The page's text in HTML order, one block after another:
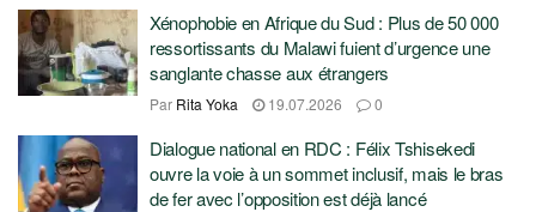
Xénophobie en Afrique du Sud : Plus de 50 000
ressortissants du Malawi fuient d’urgence une
sanglante chasse aux étrangers
Par Rita Yoka 19.07.2026 0
Dialogue national en RDC : Félix Tshisekedi
ouvre la voie à un sommet inclusif, mais le bras
de fer avec l’opposition est déjà lancé